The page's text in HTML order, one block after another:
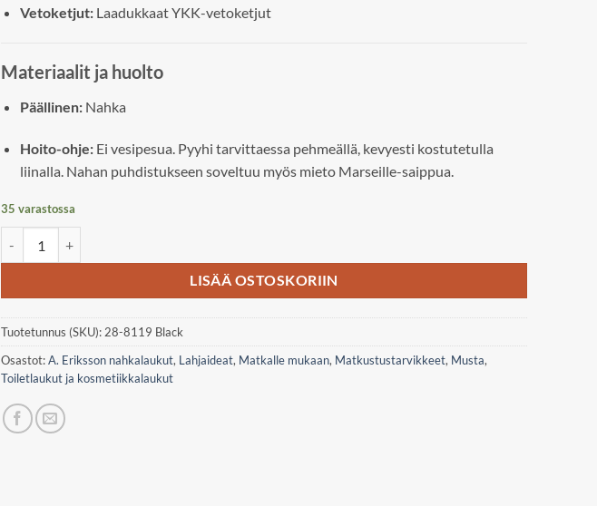
Vetoketjut:Laadukkaat YKK-vetoketjut
Materiaalit ja huolto
Päällinen:Nahka
Hoito-ohje:Ei vesipesua. Pyyhi tarvittaessa pehmeällä, kevyesti kostutetulla
liinalla. Nahan puhdistukseen soveltuu myös mieto Marseille-saippua.
35 varastossa
LISÄÄ OSTOSKORIIN
Tuotetunnus (SKU):28-8119 Black
Osastot:A. Eriksson nahkalaukut, Lahjaideat, Matkalle mukaan, Matkustustarvikkeet, Musta,
Toiletlaukut ja kosmetiikkalaukut